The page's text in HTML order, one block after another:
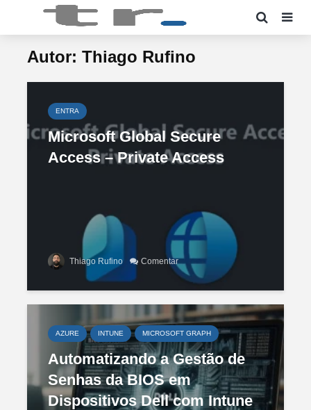
Autor: Thiago Rufino
ENTRA
Microsoft Global Secure
Access – Private Access
Thiago Rufino Comentar
AZURE INTUNE MICROSOFT GRAPH
Automatizando a Gestão de
Senhas da BIOS em
Dispositivos Dell com Intune